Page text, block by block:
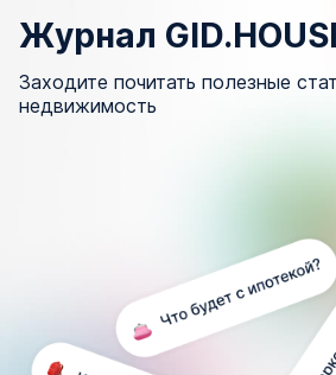
Журнал
Заходите почитать полезные
недвижимость